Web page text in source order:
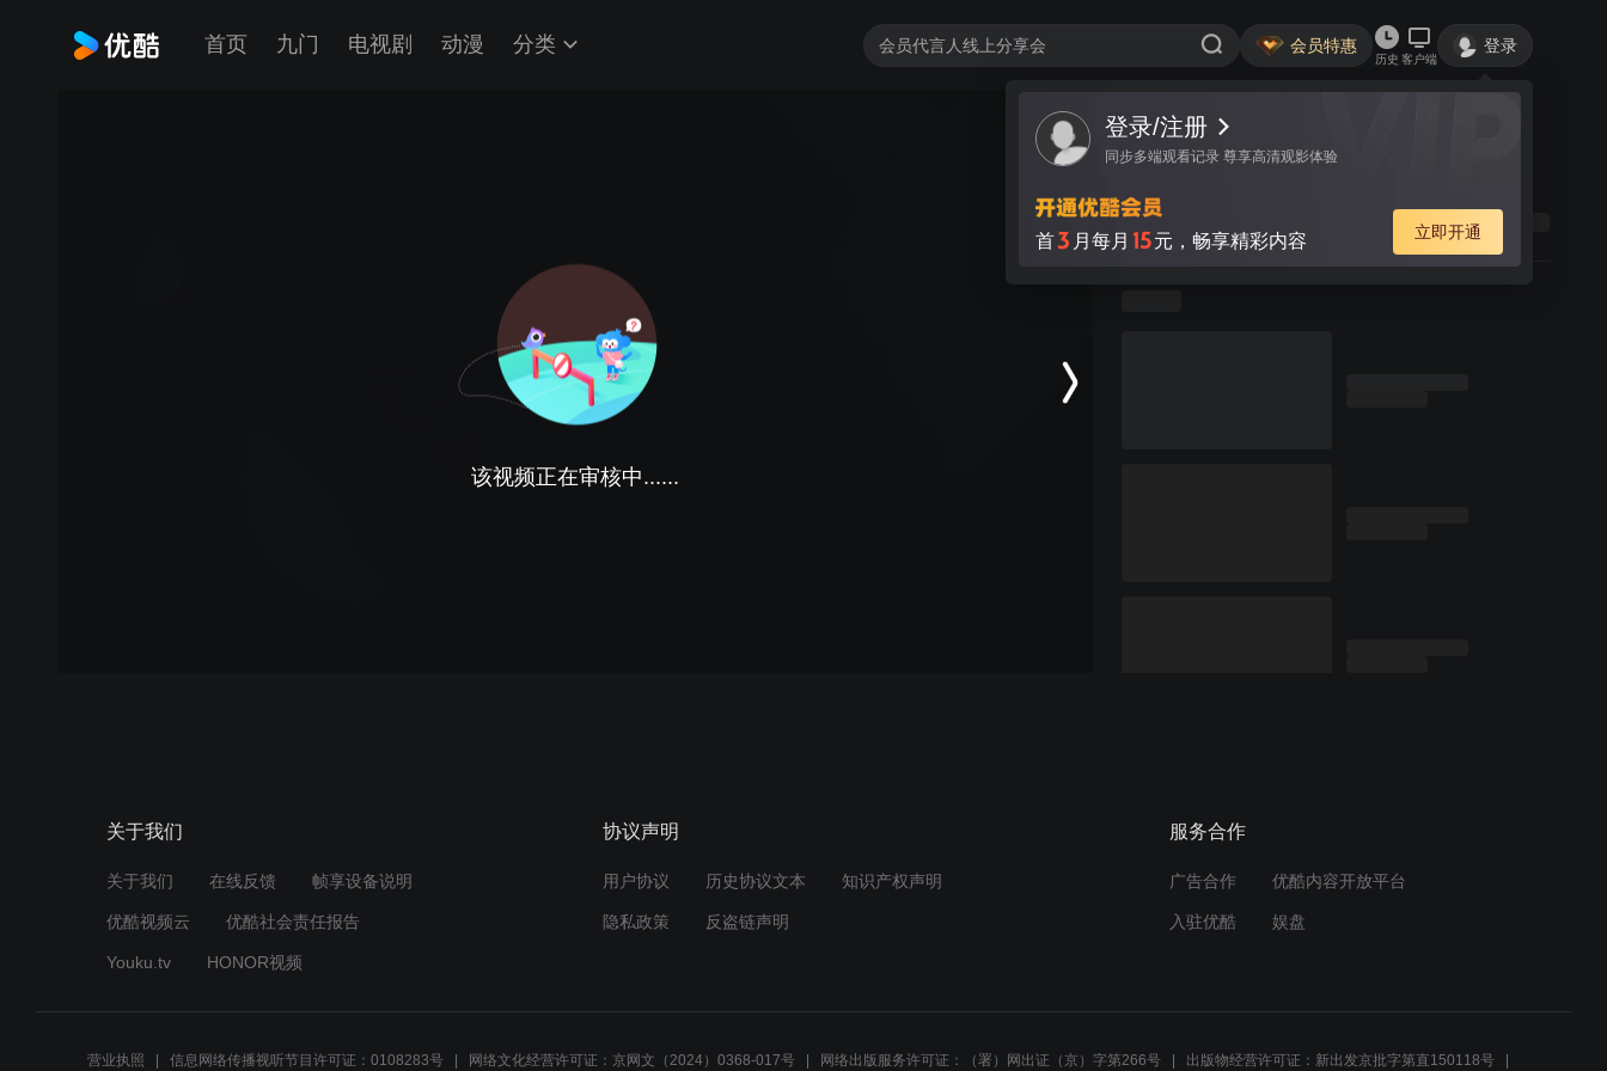
首页 九门 电视剧 动漫 分类 会员特惠
历史 客户端
登录
该视频正在审核中......
关于我们
关于我们 在线反馈 帧享设备说明
优酷视频云 优酷社会责任报告
Youku.tv HONOR视频
协议声明
用户协议 历史协议文本 知识产权声明
隐私政策 反盗链声明
服务合作
广告合作 优酷内容开放平台
入驻优酷 娱盘
营业执照 信息网络传播视听节目许可证：0108283号 网络文化经营许可证：京网文（2024）0368-017号 网络出版服务许可证：（署）网出证（京）字第266号 出版物经营许可证：新出发京批字第直150118号